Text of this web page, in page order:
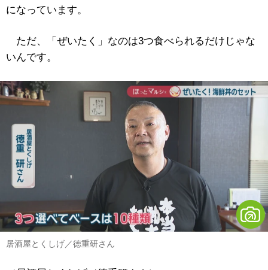
になっています。
ただ、「ぜいたく」なのは3つ食べられるだけじゃな
いんです。
居酒屋とくしげ／徳重研さん